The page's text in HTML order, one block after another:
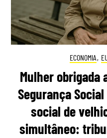
ECONOMIA,
Mulher obrigada
Segurança
social de
simultâneo: